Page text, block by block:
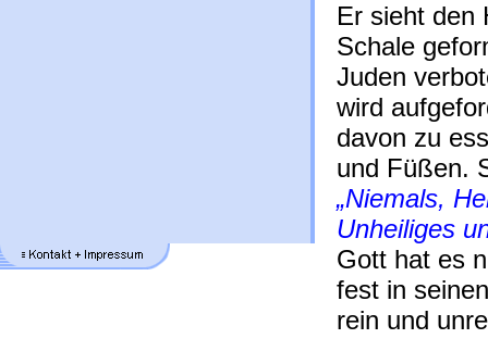
Er sieht den
Schale
Juden
wird
davon zu
und Füßen.
„Niemals,
Unheiliges
Gott hat es
fest in
rein und